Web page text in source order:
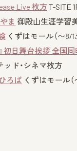
Live 枚方 T-SITE
ま 御殿山生涯学習
くずはモール（〜8/13
初日舞台挨拶 全国
ッド・シネマ枚方
ろば くずはモール（